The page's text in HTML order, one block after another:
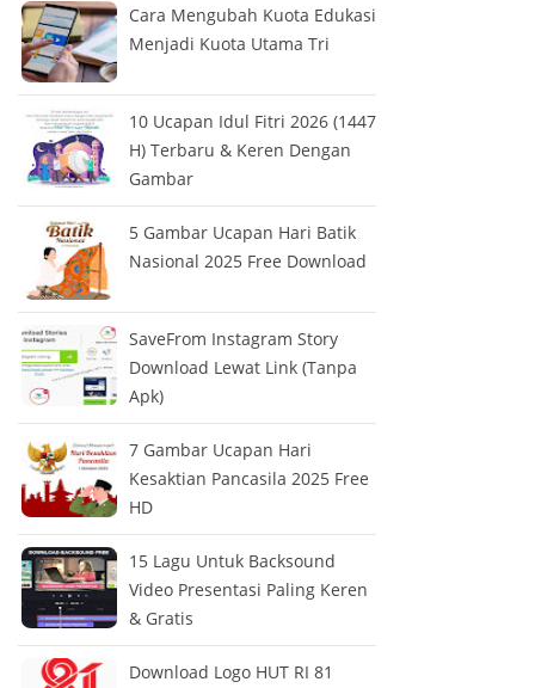
Cara Mengubah Kuota Edukasi
Menjadi Kuota Utama Tri
10 Ucapan Idul Fitri 2026 (1447
H) Terbaru & Keren Dengan
Gambar
5 Gambar Ucapan Hari Batik
Nasional 2025 Free Download
SaveFrom Instagram Story
Download Lewat Link (Tanpa
Apk)
7 Gambar Ucapan Hari
Kesaktian Pancasila 2025 Free
HD
15 Lagu Untuk Backsound
Video Presentasi Paling Keren
& Gratis
Download Logo HUT RI 81